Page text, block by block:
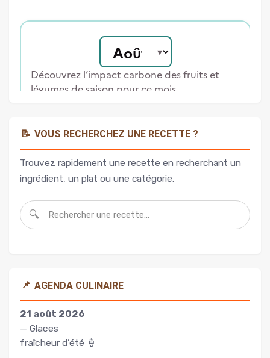
📝 VOUS RECHERCHEZ UNE RECETTE ?
Trouvez rapidement une recette en recherchant un
ingrédient, un plat ou une catégorie.
🔍
📌 AGENDA CULINAIRE
21 août 2026
— Glaces
fraîcheur d’été 🍦